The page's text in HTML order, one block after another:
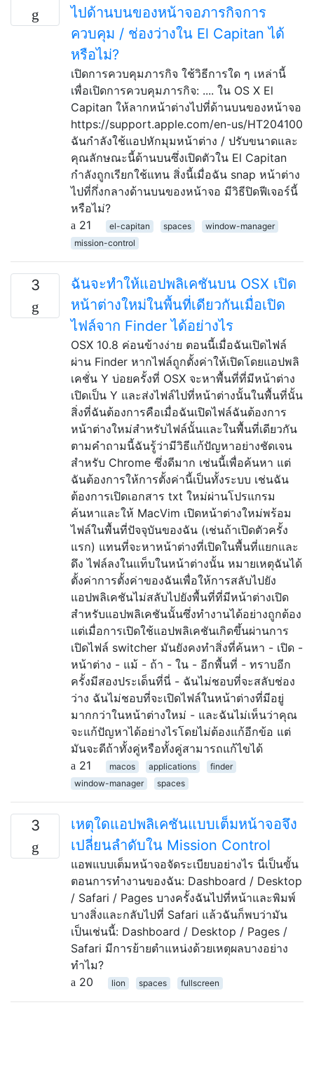
ไปด้านบนของหน้าจอภารกิจการ
ควบคุม / ช่องว่างใน El Capitan ได้
หรือไม่?
เปิดการควบคุมภารกิจ ใช้วิธีการใด ๆ เหล่านี้
เพื่อเปิดการควบคุมภารกิจ: .... ใน OS X El
Capitan ให้ลากหน้าต่างไปที่ด้านบนของหน้าจอ
https://support.apple.com/en-us/HT204100
ฉันกำลังใช้แอปหักมุมหน้าต่าง / ปรับขนาดและ
คุณลักษณะนี้ด้านบนซึ่งเปิดตัวใน El Capitan
กำลังถูกเรียกใช้แทน สิ่งนี้เมื่อฉัน snap หน้าต่าง
ไปที่กึ่งกลางด้านบนของหน้าจอ มีวิธีปิดฟีเจอร์นี้
หรือไม่?
21
el-capitan spaces
window-manager
mission-control
3
ฉันจะทำให้แอปพลิเคชันบน OSX เปิด
หน้าต่างใหม่ในพื้นที่เดียวกันเมื่อเปิด
ไฟล์จาก Finder ได้อย่างไร
OSX 10.8 ค่อนข้างง่าย ตอนนี้เมื่อฉันเปิดไฟล์
ผ่าน Finder หากไฟล์ถูกตั้งค่าให้เปิดโดยแอปพลิ
เคชั่น Y บ่อยครั้งที่ OSX จะหาพื้นที่ที่มีหน้าต่าง
เปิดเป็น Y และส่งไฟล์ไปที่หน้าต่างนั้นในพื้นที่นั้น
สิ่งที่ฉันต้องการคือเมื่อฉันเปิดไฟล์ฉันต้องการ
หน้าต่างใหม่สำหรับไฟล์นั้นและในพื้นที่เดียวกัน
ตามคำถามนี้ฉันรู้ว่ามีวิธีแก้ปัญหาอย่างชัดเจน
สำหรับ Chrome ซึ่งดีมาก เช่นนี้เพื่อค้นหา แต่
ฉันต้องการให้การตั้งค่านี้เป็นทั้งระบบ เช่นฉัน
ต้องการเปิดเอกสาร txt ใหม่ผ่านโปรแกรม
ค้นหาและให้ MacVim เปิดหน้าต่างใหม่พร้อม
ไฟล์ในพื้นที่ปัจจุบันของฉัน (เช่นถ้าเปิดตัวครั้ง
แรก) แทนที่จะหาหน้าต่างที่เปิดในพื้นที่แยกและ
ดึง ไฟล์ลงในแท็บในหน้าต่างนั้น หมายเหตุฉันได้
ตั้งค่าการตั้งค่าของฉันเพื่อให้การสลับไปยัง
แอปพลิเคชันไม่สลับไปยังพื้นที่ที่มีหน้าต่างเปิด
สำหรับแอปพลิเคชันนั้นซึ่งทำงานได้อย่างถูกต้อง
แต่เมื่อการเปิดใช้แอปพลิเคชันเกิดขึ้นผ่านการ
เปิดไฟล์ switcher มันยังคงทำสิ่งที่ค้นหา - เปิด -
หน้าต่าง - แม้ - ถ้า - ใน - อีกพื้นที่ - ทราบอีก
ครั้งมีสองประเด็นที่นี่ - ฉันไม่ชอบที่จะสลับช่อง
ว่าง ฉันไม่ชอบที่จะเปิดไฟล์ในหน้าต่างที่มีอยู่
มากกว่าในหน้าต่างใหม่ - และฉันไม่เห็นว่าคุณ
จะแก้ปัญหาได้อย่างไรโดยไม่ต้องแก้อีกข้อ แต่
มันจะดีถ้าทั้งคู่หรือทั้งคู่สามารถแก้ไขได้
21
macos applications
finder
window-manager
spaces
3
เหตุใดแอปพลิเคชันแบบเต็มหน้าจอจึง
เปลี่ยนลำดับใน Mission Control
แอพแบบเต็มหน้าจอจัดระเบียบอย่างไร นี่เป็นขั้น
ตอนการทำงานของฉัน: Dashboard / Desktop
/ Safari / Pages บางครั้งฉันไปที่หน้าและพิมพ์
บางสิ่งและกลับไปที่ Safari แล้วฉันก็พบว่ามัน
เป็นเช่นนี้: Dashboard / Desktop / Pages /
Safari มีการย้ายตำแหน่งด้วยเหตุผลบางอย่าง
ทำไม?
20
lion spaces fullscreen